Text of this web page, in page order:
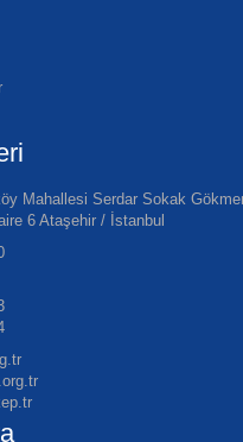
Mahallesi Serdar Sokak
6 Ataşehir / İstanbul